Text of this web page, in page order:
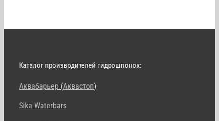
Каталог производителей гидрошпонок:
Аквабарьер (Аквастоп)
Sika Waterbars